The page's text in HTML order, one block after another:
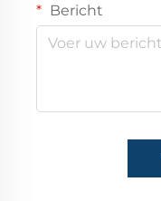
Bericht